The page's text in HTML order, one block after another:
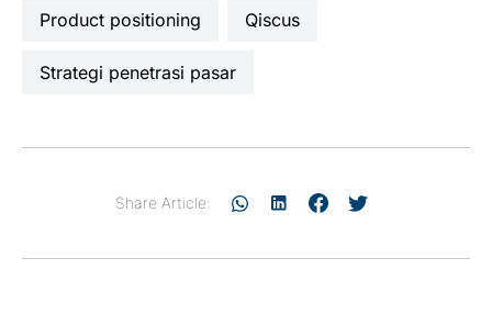
Product positioning Qiscus
strategi penetrasi pasar
Share Article: